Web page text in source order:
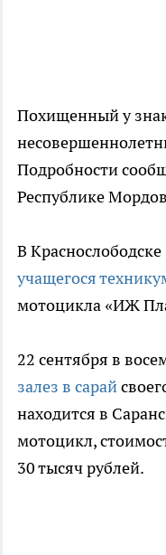
Похищенный у
Подробности
Республике
В Краснослободске
учащегося
мотоцикла «ИЖ
22 сентября в
залез в сарай
находится в
мотоцикл,
30 тысяч рублей.